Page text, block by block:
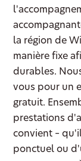
la région de
manière fixe
durables.
vous pour un
gratuit.
prestations
convient –
ponctuel ou